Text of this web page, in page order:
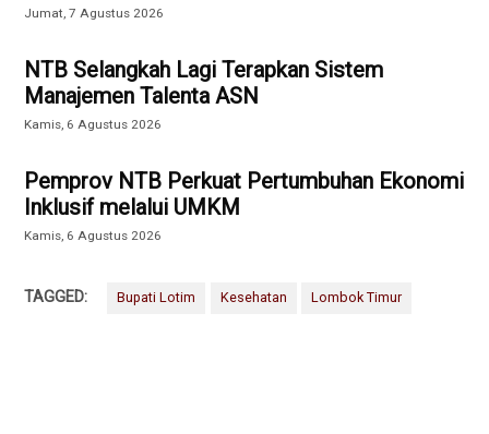
Jumat, 7 Agustus 2026
NTB Selangkah Lagi Terapkan Sistem
Manajemen Talenta ASN
Kamis, 6 Agustus 2026
Pemprov NTB Perkuat Pertumbuhan Ekonomi
Inklusif melalui UMKM
Kamis, 6 Agustus 2026
TAGGED: Bupati Lotim Kesehatan Lombok Timur